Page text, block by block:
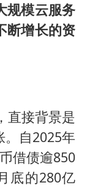
规模云服务
断增长的资
直接背景是
自2025年
借债逾850
底的280亿